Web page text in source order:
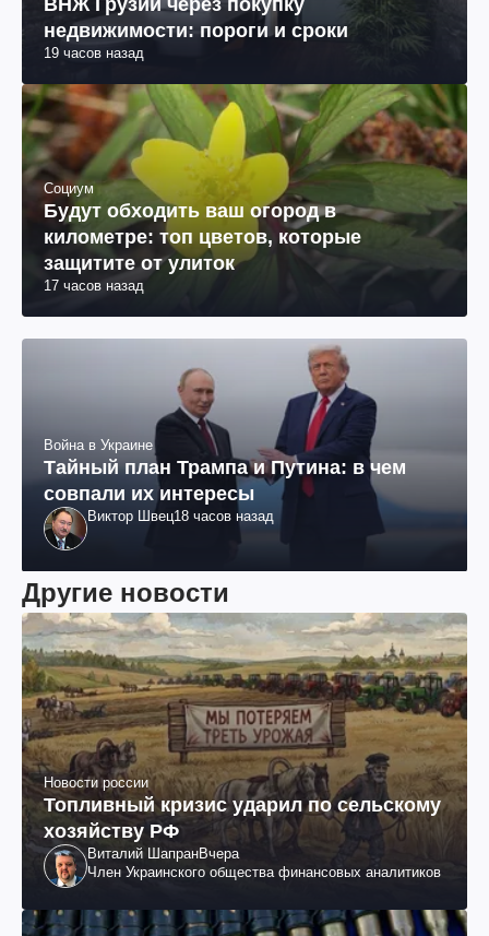
ВНЖ Грузии через покупку
недвижимости: пороги и сроки
19 часов назад
Социум
Будут обходить ваш огород в
километре: топ цветов, которые
защитите от улиток
17 часов назад
Война в Украине
Тайный план Трампа и Путина: в чем
совпали их интересы
Виктор Швец18 часов назад
Другие новости
Новости россии
Топливный кризис ударил по сельскому
хозяйству РФ
Виталий ШапранВчера
Член Украинского общества финансовых аналитиков